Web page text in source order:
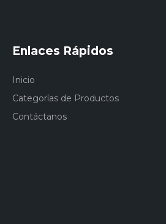
Enlaces Rápidos
Inicio
Categorías de Productos
Contáctanos